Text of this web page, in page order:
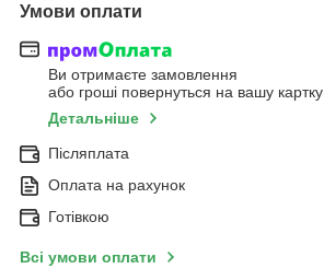
Умови оплати
Ви отримаєте замовлення
або гроші повернуться на вашу картку
Детальніше
Післяплата
Оплата на рахунок
Готівкою
Всі умови оплати